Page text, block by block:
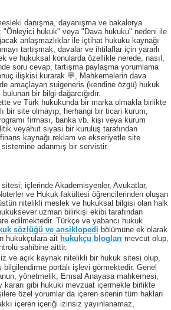
danışma, dayanışma ve bakalorya
"Önleyici hukuk" veya "Dava hukuku" nedeni ile
anlaşmazlıklar ile içtihat hukuku kaynağı
tartışmak, davalar ve ihtilaflar için yararlı
ve hukuksal konularda özellikle nerede, nasıl,
soru cevap, tartışma paylaşma yorumlama
ilişkisi kurarak 💬, Mahkemelerin dava
amaçlayan suigeneris (kendine özgü) hukuk
bir bilgi dağarcığıdır.
ve Türk hukukunda bir marka olmakla birlikte
bir site olmayıp, herhangi bir ticari kurum,
firması, banka vb. kişi veya kurum
veyahut siyasi bir kuruluş tarafından
kaynağı reklam ve ekseriyetle site
adanmış bir servistir.
içlerinde Akademisyenler, Avukatlar,
ve Hukuk fakültesi öğrencilerinden oluşan
nitelikli meslek ve hukuksal bilgisi olan halk
uzman bilirkişi ekibi tarafından
edilmektedir. Türkçe ve yabancı hukuk
sözlüğü ve ansiklopedi bölümüne ek olarak
hukukçulara ait hukukçu blogları mevcut olup,
sahibine aittir.
ve açık kaynak nitelikli bir hukuk sitesi olup,
portalı işlevi görmektedir. Genel
yönetmelik, Emsal Anayasa mahkemesi,
kararı gibi hukuki mevzuat içermekle birlikte
özel yorumlar da içeren sitenin tüm hakları
içeren içeriği izinsiz yayınlanamaz,